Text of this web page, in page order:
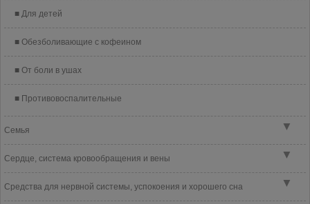
Для детей
Обезболивающие с кофеином
От боли в ушах
Противовоспалительные
▼
Семья
▼
Сердце, система кровообращения и вены
▼
Средства для нервной системы, успокоения и хорошего сна